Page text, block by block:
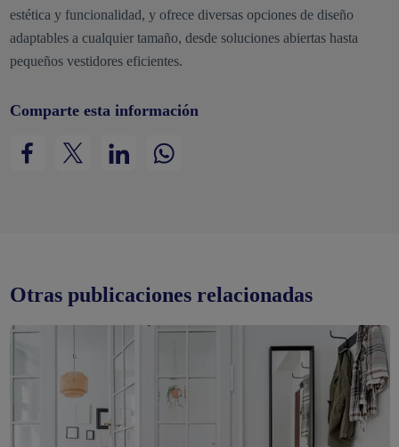
estética y funcionalidad, y ofrece diversas opciones de diseño
adaptables a cualquier tamaño, desde soluciones abiertas hasta
pequeños vestidores eficientes.
Comparte esta información
Otras publicaciones relacionadas